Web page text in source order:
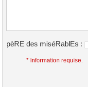
pèRE des miséRablEs :
* Information requise.